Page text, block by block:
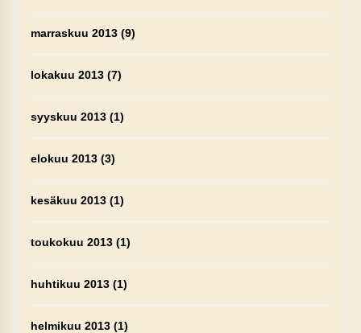
marraskuu 2013(9)
lokakuu 2013(7)
syyskuu 2013(1)
elokuu 2013(3)
kesäkuu 2013(1)
toukokuu 2013(1)
huhtikuu 2013(1)
helmikuu 2013(1)